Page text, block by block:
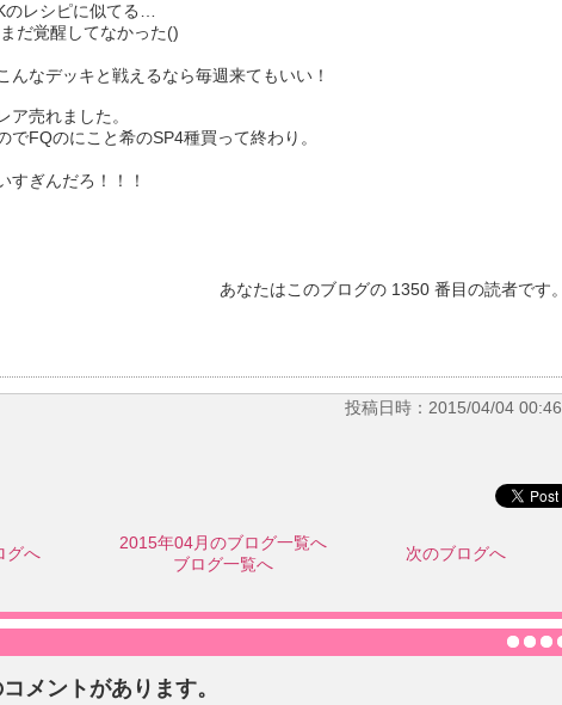
のレシピに似てる…
だ覚醒してなかった()
んなデッキと戦えるなら毎週来てもいい！
ア売れました。
でFQのにこと希のSP4種買って終わり。
すぎんだろ！！！
あなたはこのブログの 1350 番目の読者です。
投稿日時：2015/04/04 00:46
グへ
2015年04月のブログ一覧へ
ブログ一覧へ
次のブログへ
メントがあります。